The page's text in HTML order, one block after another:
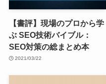
【書評】現場のプロから学
ぶ SEO技術バイブル：
SEO対策の総まとめ本
2021/03/22